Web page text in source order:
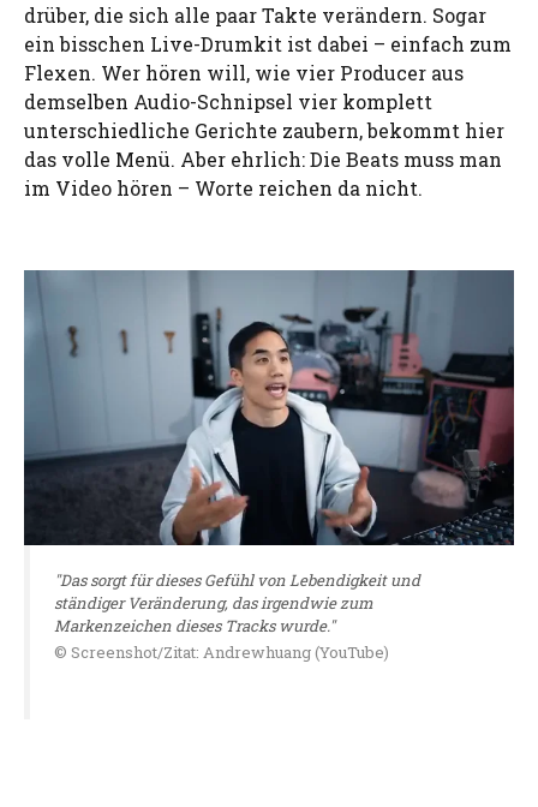
drüber, die sich alle paar Takte verändern. Sogar
ein bisschen Live-Drumkit ist dabei – einfach zum
Flexen. Wer hören will, wie vier Producer aus
demselben Audio-Schnipsel vier komplett
unterschiedliche Gerichte zaubern, bekommt hier
das volle Menü. Aber ehrlich: Die Beats muss man
im Video hören – Worte reichen da nicht.
"Das sorgt für dieses Gefühl von Lebendigkeit und
ständiger Veränderung, das irgendwie zum
Markenzeichen dieses Tracks wurde."
© Screenshot/Zitat: Andrewhuang (YouTube)